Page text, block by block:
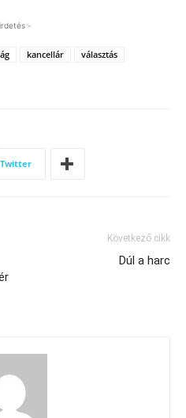
-
kancellár
választás
Twitter
Következő cikk
Dúl a harc